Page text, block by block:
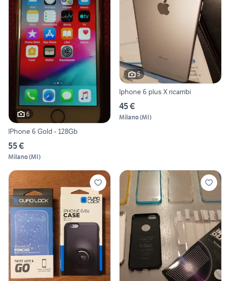
6
IPhone 6 Gold - 128Gb
55 €
Milano(MI)
5
Iphone 6 plus X ricambi
45 €
Milano(MI)